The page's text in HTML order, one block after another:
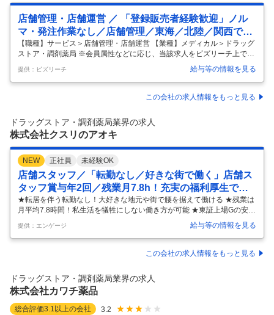
店舗管理・店舗運営 ／ 「登録販売者経験歓迎」ノル
マ・発注作業なし／店舗管理／東海／北陸／関西で柔
軟な働き方／店長・エリアマネージャー候補
【職種】サービス＞店舗管理・店舗運営 【業種】メディカル＞ドラッグ
ストア・調剤薬局 ※会員属性などに応じ、当該求人をビズリーチ上で閲
覧された際に内容が異なる場合があります ▍採用背景 400店舗以上を展
開し、急速な出店拡大を続ける中で、店舗運営の核となるマネジメント
層を募集します。 単なる現場管理に留まらず、数値責任と人材育成を両
立し、組織を牽引できるリーダーを求めています。 《店舗を「経営」す
対する仮説検証とアクション設計を行い、店舗を一つの「企業」として
マネジメントするミッションです。 ＜具体的な業務＞ ●作業計画
提供：ビズリーチ 給与等の情報を見る
この会社の求人情報をもっと見る
ドラッグストア・調剤薬局業界の求人
株式会社クスリのアオキ
NEW 正社員 未経験OK
店舗スタッフ／「転勤なし／好きな街で働く」店舗ス
タッフ賞与年2回／残業月7.8h！充実の福利厚生で安
心の正社員
★転居を伴う転勤なし！大好きな地元や街で腰を据えて働ける ★残業は
月平均7.8時間！私生活を犠牲にしない働き方が可能 ★東証上場Gの安心
感！賞与年2回や豊富な福利厚生で長く続けられる 【転勤なし】 大好き
な街で、東証上場の安定を。 「地元を離れたくない」「住み慣れた街で
長く働きたい」 そんな方に最適なのが、転居を伴う転勤がいっさいない
「ローカル社員」です 。 東証上場グループならではの抜群の安定環境
さ】 数字が証明する安心環境 安心して長く続けてほしいから、待遇や環
境の整備には妥協していません 。 残業は月平均「7.8時間」ほど
提供：エンゲージ 給与等の情報を見る
この会社の求人情報をもっと見る
ドラッグストア・調剤薬局業界の求人
株式会社カワチ薬品
総合評価3.1 以上の会社 3.2